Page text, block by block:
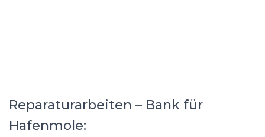
Reparaturarbeiten – Bank für
Hafenmole: